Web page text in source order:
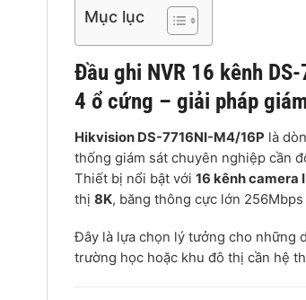
Mục lục
Đầu ghi NVR 16 kênh
4 ổ cứng – giải pháp
Hikvision DS-7716NI-M4/16P là
thống giám sát chuyên nghiệp cần
Thiết bị nổi bật với 16 kênh camera
thị 8K, băng thông cực lớn
Đây là lựa chọn lý tưởng cho những
trường học hoặc khu đô thị cần hệ